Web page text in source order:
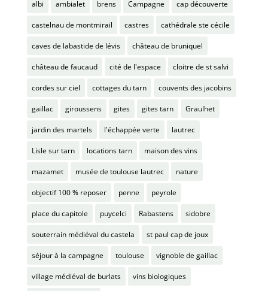
albi ambialet brens Campagne cap découverte
castelnau de montmirail castres cathédrale ste cécile
caves de labastide de lévis château de bruniquel
château de faucaud cité de l'espace cloitre de st salvi
cordes sur ciel cottages du tarn couvents des jacobins
gaillac giroussens gites gites tarn Graulhet
jardin des martels l'échappée verte lautrec
Lisle sur tarn locations tarn maison des vins
mazamet musée de toulouse lautrec nature
objectif 100 % reposer penne peyrole
place du capitole puycelci Rabastens sidobre
souterrain médiéval du castela st paul cap de joux
séjour à la campagne toulouse vignoble de gaillac
village médiéval de burlats vins biologiques